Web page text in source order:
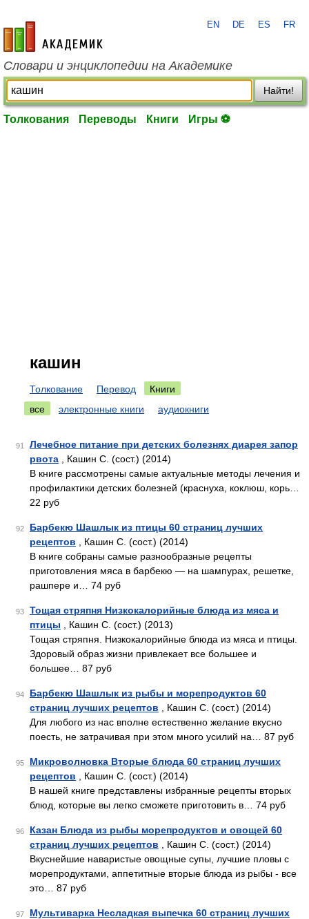
academic.ru
EN DE ES FR
Словари и энциклопедии на Академике
Найти!
Толкования Переводы Книги Игры ⚽
кашин
Толкование Перевод
Книги
все
электронные книги аудиокниги
91
Лечебное питание при детских болезнях диарея запор
рвота , Кашин С. (сост.) (2014)
В книге рассмотрены самые актуальные методы лечения и
профилактики детских болезней (краснуха, коклюш, корь…
22 руб
92
Барбекю Шашлык из птицы 60 страниц лучших
рецептов , Кашин С. (сост.) (2014)
В книге собраны самые разнообразные рецепты
приготовления мяса в барбекю — на шампурах, решетке,
рашпере и… 74 руб
93
Тощая стряпня Низкокалорийные блюда из мяса и
птицы , Кашин С. (сост.) (2013)
Тощая стряпня. Низкокалорийные блюда из мяса и птицы.
Здоровый образ жизни привлекает все большее и
большее… 87 руб
94
Барбекю Шашлык из рыбы и морепродуктов 60
страниц лучших рецептов , Кашин С. (сост.) (2014)
Для любого из нас вполне естественно желание вкусно
поесть, не затрачивая при этом много усилий на… 87 руб
95
Микроволновка Вторые блюда 60 страниц лучших
рецептов , Кашин С. (сост.) (2014)
В нашей книге представлены избранные рецепты вторых
блюд, которые вы легко сможете приготовить в… 74 руб
96
Казан Блюда из рыбы морепродуктов и овощей 60
страниц лучших рецептов , Кашин С. (сост.) (2014)
Вкуснейшие наваристые овощные супы, лучшие пловы с
морепродуктами, аппетитные вторые блюда из рыбы - все
это… 87 руб
97
Мультиварка Несладкая выпечка 60 страниц лучших